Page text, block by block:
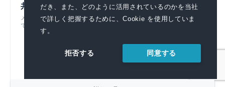
だき、また、どのように活用されているのかを当社
で詳しく把握するために、Cookie を使用していま
す。
拒否する 同意する
共同通信リアルタイムニュース
メディアに提供している記事をそのまま閲覧
できる広報部門必見のニュース配信サービス